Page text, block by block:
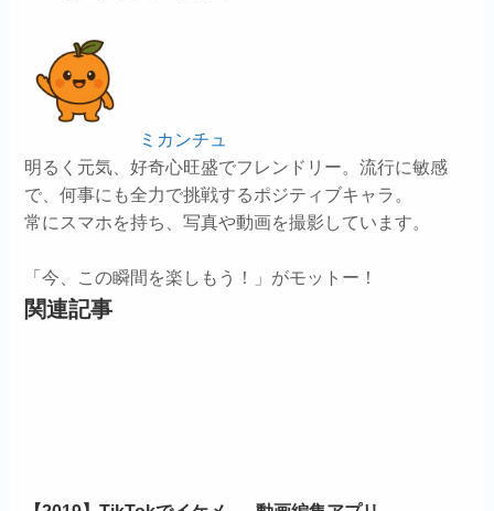
ミカンチュ
明るく元気、好奇心旺盛でフレンドリー。流行に敏感
で、何事にも全力で挑戦するポジティブキャラ。
常にスマホを持ち、写真や動画を撮影しています。
「今、この瞬間を楽しもう！」がモットー！
関連記事